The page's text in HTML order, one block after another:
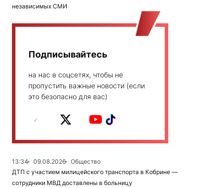
независимых СМИ
Подписывайтесь
на нас в соцсетях, чтобы не
пропустить важные новости (если
это безопасно для вас)
13:34 09.08.2026
Общество
ДТП с участием милицейского транспорта в Кобрине —
сотрудники МВД доставлены в больницу